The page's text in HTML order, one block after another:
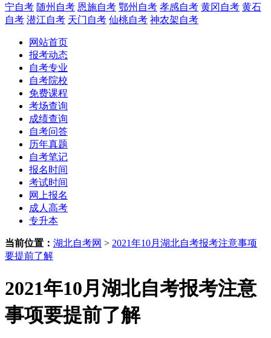
宁自考 随州自考 恩施自考 鄂州自考 孝感自考 黄冈自考 黄石
自考 潜江自考 天门自考 仙桃自考 神农架自考
网站首页
报考动态
自考专业
自考院校
免费课程
考场查询
成绩查询
自考问答
历年真题
自考笔记
报名时间
考试时间
网上报名
成人高考
专升本
当前位置： 湖北自考网 > 2021年10月湖北自考报考注意事项
要提前了解
2021年10月湖北自考报考注意
事项要提前了解